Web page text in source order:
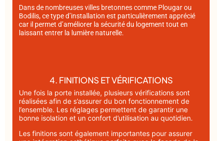
Dans de nombreuses villes bretonnes comme Plougarou
Bodilis, ce type d’installation est particulièrement apprécié
car il permet d’améliorer la sécurité du logement tout en
laissant entrer la lumière naturelle.
4. FINITIONS ET VÉRIFICATIONS
Une fois la porte installée, plusieurs vérifications sont
réalisées afin de s’assurer du bon fonctionnement de
l’ensemble. Les réglages permettent de garantir une
bonne isolation et un confort d’utilisation au quotidien.
Les finitions sont également importantes pour assurer